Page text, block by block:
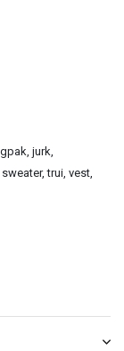
jurk,
trui, vest,